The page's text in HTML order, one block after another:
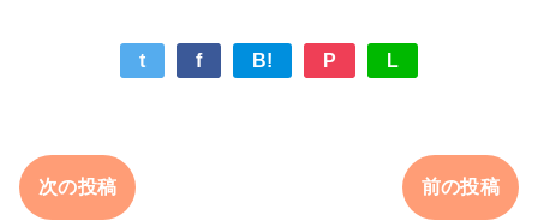
t f B! P L
次の投稿 前の投稿